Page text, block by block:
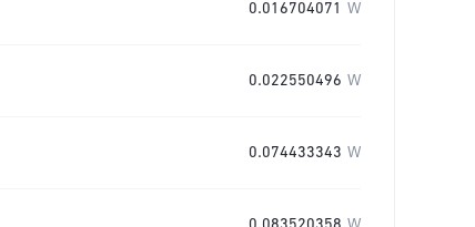
0.016704071 W
0.022550496 W
0.074433343 W